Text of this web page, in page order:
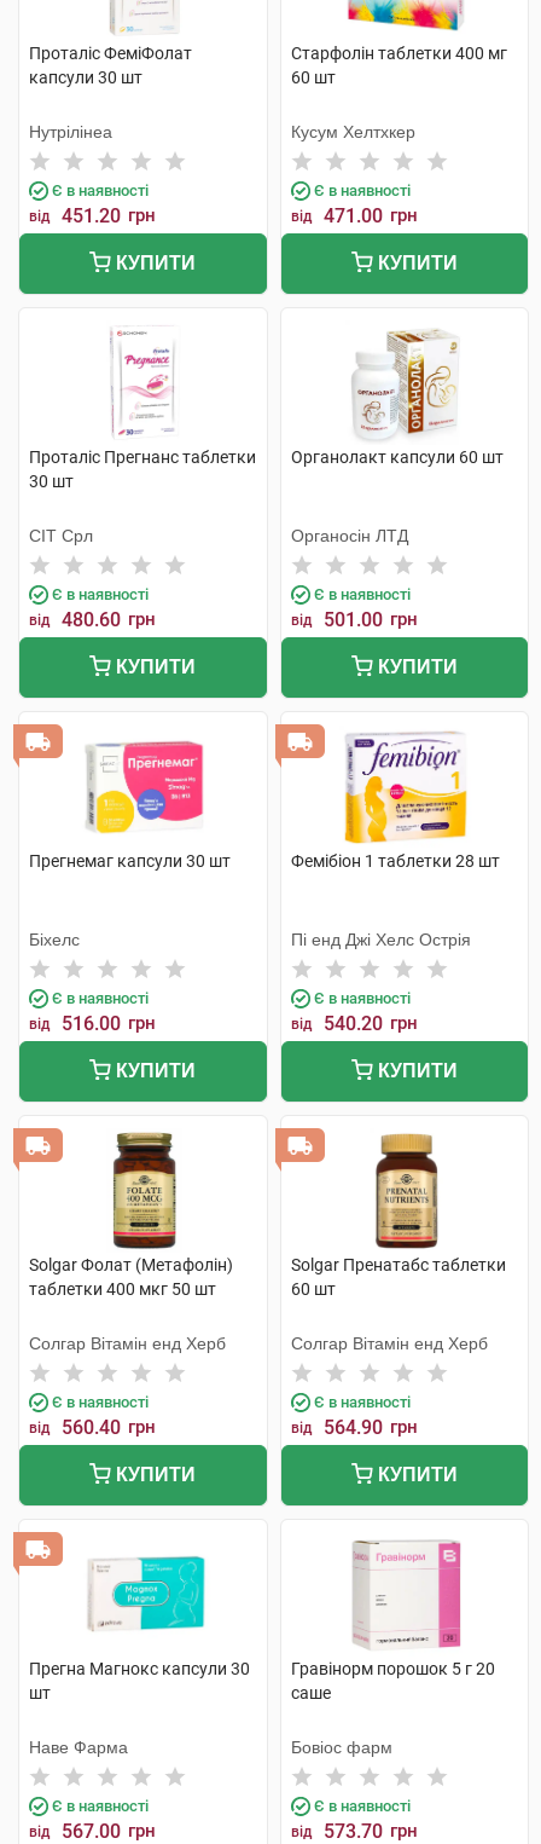
Проталіс ФеміФолат
капсули 30 шт
Нутрілінеа
Є в наявності
від 451.20 грн
КУПИТИ
Старфолін таблетки 400 мг
60 шт
Кусум Хелтхкер
Є в наявності
від 471.00 грн
КУПИТИ
Проталіс Прегнанс таблетки
30 шт
СІТ Срл
Є в наявності
від 480.60 грн
КУПИТИ
Органолакт капсули 60 шт
Органосін ЛТД
Є в наявності
від 501.00 грн
КУПИТИ
Прегнемаг капсули 30 шт
Біхелс
Є в наявності
від 516.00 грн
КУПИТИ
Фемібіон 1 таблетки 28 шт
Пі енд Джі Хелс Острія
Є в наявності
від 540.20 грн
КУПИТИ
Solgar Фолат (Метафолін)
таблетки 400 мкг 50 шт
Солгар Вітамін енд Херб
Є в наявності
від 560.40 грн
КУПИТИ
Solgar Пренатабс таблетки
60 шт
Солгар Вітамін енд Херб
Є в наявності
від 564.90 грн
КУПИТИ
Прегна Магнокс капсули 30
шт
Наве Фарма
Є в наявності
від 567.00 грн
Гравінорм порошок 5 г 20
саше
Бовіос фарм
Є в наявності
від 573.70 грн